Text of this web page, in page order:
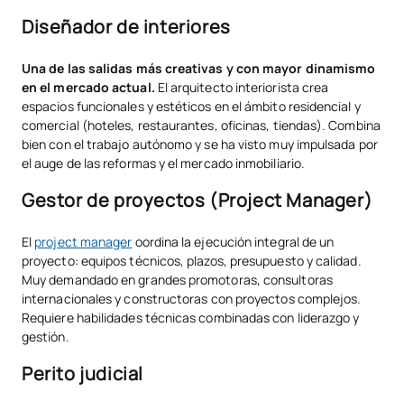
Diseñador de interiores
Una de las salidas más creativas y con mayor dinamismo
en el mercado actual. El arquitecto interiorista crea
espacios funcionales y estéticos en el ámbito residencial y
comercial (hoteles, restaurantes, oficinas, tiendas). Combina
bien con el trabajo autónomo y se ha visto muy impulsada por
el auge de las reformas y el mercado inmobiliario.
Gestor de proyectos (Project Manager)
El project manager oordina la ejecución integral de un
proyecto: equipos técnicos, plazos, presupuesto y calidad.
Muy demandado en grandes promotoras, consultoras
internacionales y constructoras con proyectos complejos.
Requiere habilidades técnicas combinadas con liderazgo y
gestión.
Perito judicial